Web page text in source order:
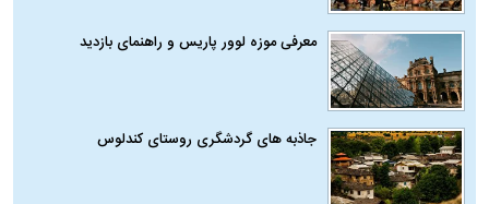
معرفی موزه لوور پاریس و راهنمای بازدید
جاذبه های گردشگری روستای کندلوس